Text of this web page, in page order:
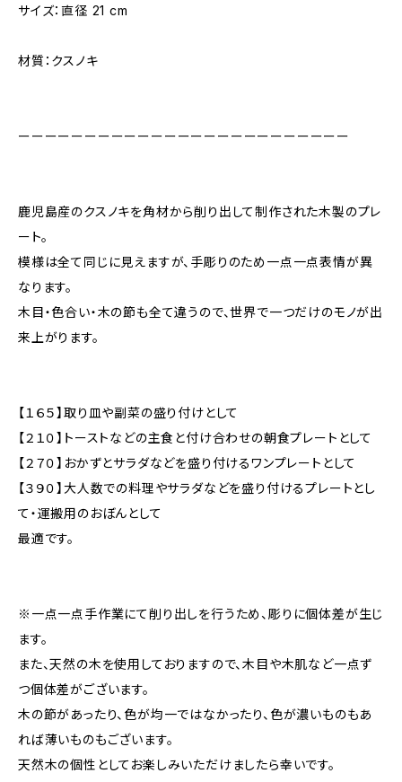
サイズ：直径 21 cm
材質：クスノキ
ーーーーーーーーーーーーーーーーーーーーーーーーー
鹿児島産のクスノキを角材から削り出して制作された木製のプレ
ート。
模様は全て同じに見えますが、手彫りのため一点一点表情が異
なります。
木目・色合い・木の節も全て違うので、世界で一つだけのモノが出
来上がります。
【１６５】取り皿や副菜の盛り付けとして
【２１０】トーストなどの主食と付け合わせの朝食プレートとして
【２７０】おかずとサラダなどを盛り付けるワンプレートとして
【３９０】大人数での料理やサラダなどを盛り付けるプレートとし
て・運搬用のおぼんとして
最適です。
※一点一点手作業にて削り出しを行うため、彫りに個体差が生じ
ます。
また、天然の木を使用しておりますので、木目や木肌など一点ず
つ個体差がございます。
木の節があったり、色が均一ではなかったり、色が濃いものもあ
れば薄いものもございます。
天然木の個性としてお楽しみいただけましたら幸いです。